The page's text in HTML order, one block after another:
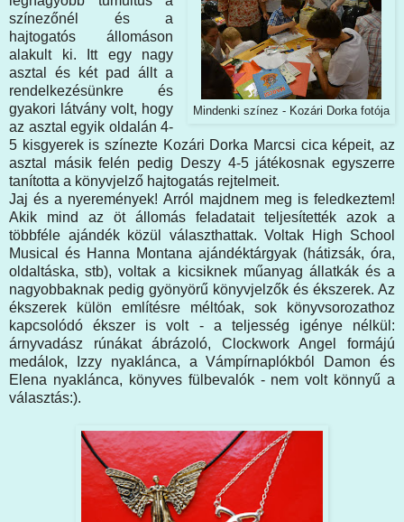
Mindenki színez - Kozári Dorka fotója
színezőnél és a
hajtogatós állomáson
alakult ki. Itt egy nagy
asztal és két pad állt a
rendelkezésünkre és
gyakori látvány volt, hogy
az asztal egyik oldalán 4-
5 kisgyerek is színezte Kozári Dorka Marcsi cica képeit, az
asztal másik felén pedig Deszy 4-5 játékosnak egyszerre
tanította a könyvjelző hajtogatás rejtelmeit.
Jaj és a nyeremények! Arról majdnem meg is feledkeztem!
Akik mind az öt állomás feladatait teljesítették azok a
többféle ajándék közül választhattak. Voltak High School
Musical és Hanna Montana ajándéktárgyak (hátizsák, óra,
oldaltáska, stb), voltak a kicsiknek műanyag állatkák és a
nagyobbaknak pedig gyönyörű könyvjelzők és ékszerek. Az
ékszerek külön említésre méltóak, sok könyvsorozathoz
kapcsolódó ékszer is volt - a teljesség igénye nélkül:
árnyvadász rúnákat ábrázoló, Clockwork Angel formájú
medálok, Izzy nyaklánca, a Vámpírnaplókból Damon és
Elena nyaklánca, könyves fülbevalók - nem volt könnyű a
választás:).